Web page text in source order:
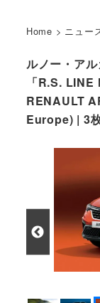
Home > ニュー
ルノー・ア
「R.S.
RENAULT
Europe) | 3